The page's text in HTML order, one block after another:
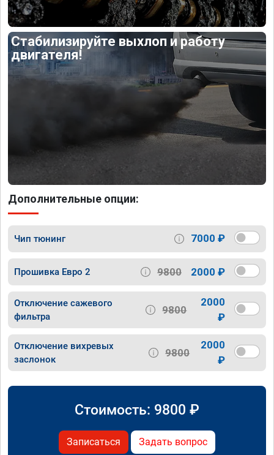
Стабилизируйте выхлоп и работу
двигателя!
Дополнительные опции:
Чип тюнинг 7000 ₽
Прошивка Евро 2 9800 2000 ₽
Отключение сажевого
фильтра
9800
2000
₽
Отключение вихревых
заслонок
9800
2000
₽
Стоимость: 9800 ₽
Записаться Задать вопрос